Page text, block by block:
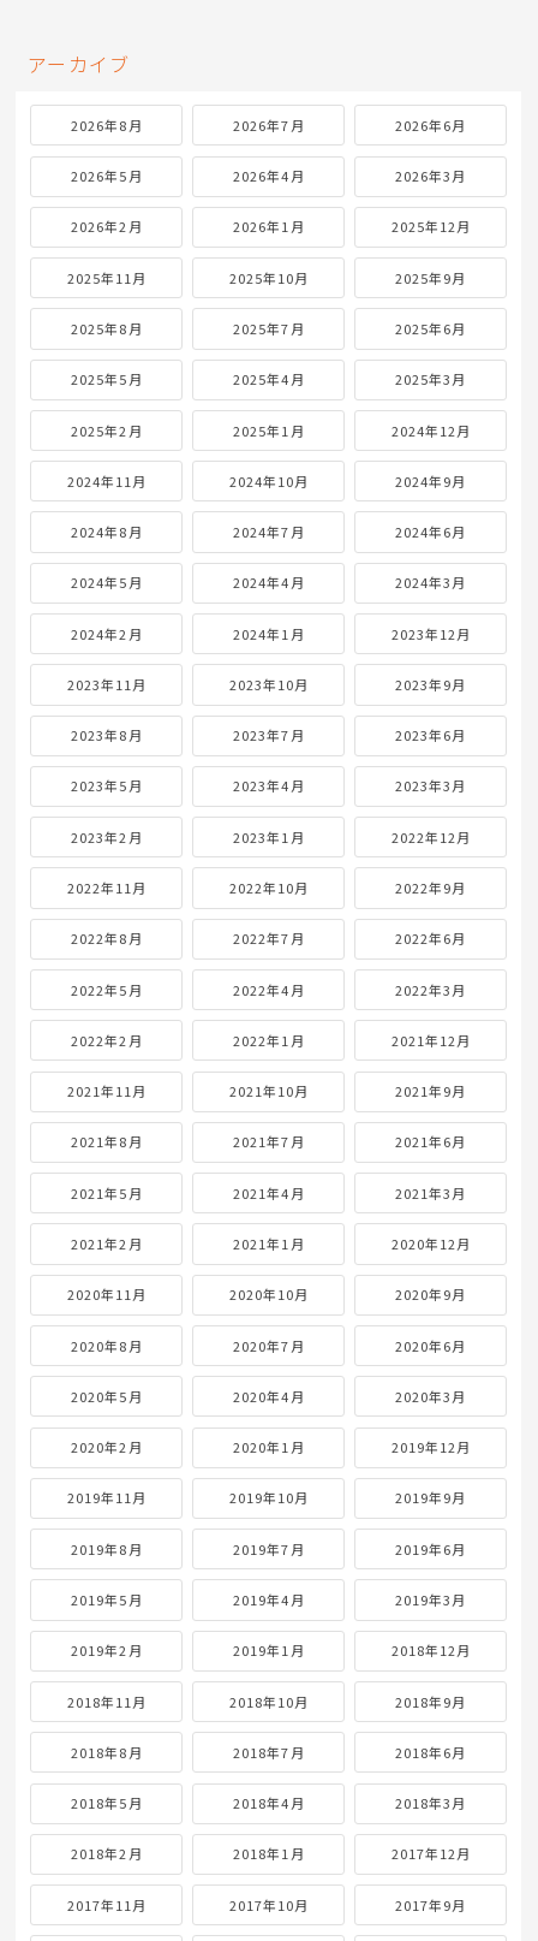
アーカイブ
2026年8月 2026年7月 2026年6月
2026年5月 2026年4月 2026年3月
2026年2月 2026年1月 2025年12月
2025年11月 2025年10月 2025年9月
2025年8月 2025年7月 2025年6月
2025年5月 2025年4月 2025年3月
2025年2月 2025年1月 2024年12月
2024年11月 2024年10月 2024年9月
2024年8月 2024年7月 2024年6月
2024年5月 2024年4月 2024年3月
2024年2月 2024年1月 2023年12月
2023年11月 2023年10月 2023年9月
2023年8月 2023年7月 2023年6月
2023年5月 2023年4月 2023年3月
2023年2月 2023年1月 2022年12月
2022年11月 2022年10月 2022年9月
2022年8月 2022年7月 2022年6月
2022年5月 2022年4月 2022年3月
2022年2月 2022年1月 2021年12月
2021年11月 2021年10月 2021年9月
2021年8月 2021年7月 2021年6月
2021年5月 2021年4月 2021年3月
2021年2月 2021年1月 2020年12月
2020年11月 2020年10月 2020年9月
2020年8月 2020年7月 2020年6月
2020年5月 2020年4月 2020年3月
2020年2月 2020年1月 2019年12月
2019年11月 2019年10月 2019年9月
2019年8月 2019年7月 2019年6月
2019年5月 2019年4月 2019年3月
2019年2月 2019年1月 2018年12月
2018年11月 2018年10月 2018年9月
2018年8月 2018年7月 2018年6月
2018年5月 2018年4月 2018年3月
2018年2月 2018年1月 2017年12月
2017年11月 2017年10月 2017年9月